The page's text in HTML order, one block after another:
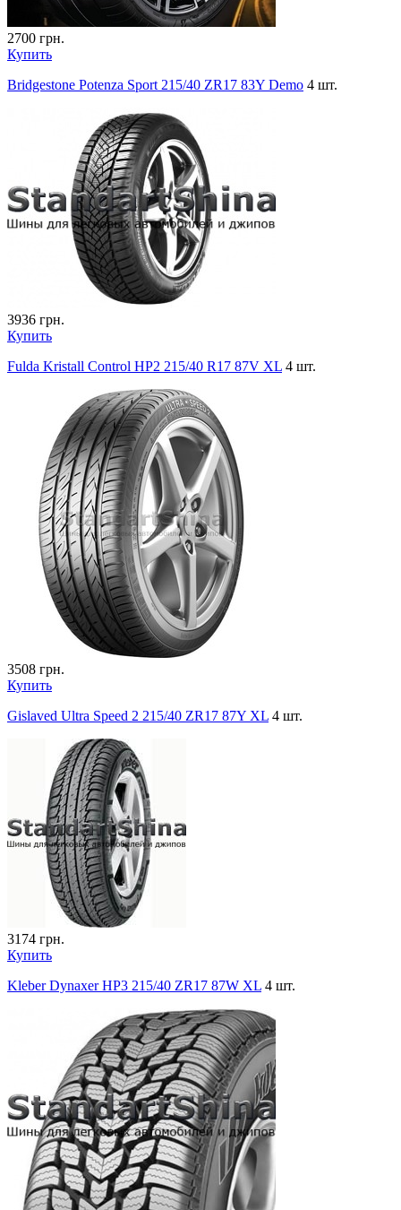
2700 грн.
Купить
Bridgestone Potenza Sport 215/40 ZR17 83Y Demo 4 шт.
3936 грн.
Купить
Fulda Kristall Control HP2 215/40 R17 87V XL 4 шт.
3508 грн.
Купить
Gislaved Ultra Speed 2 215/40 ZR17 87Y XL 4 шт.
3174 грн.
Купить
Kleber Dynaxer HP3 215/40 ZR17 87W XL 4 шт.